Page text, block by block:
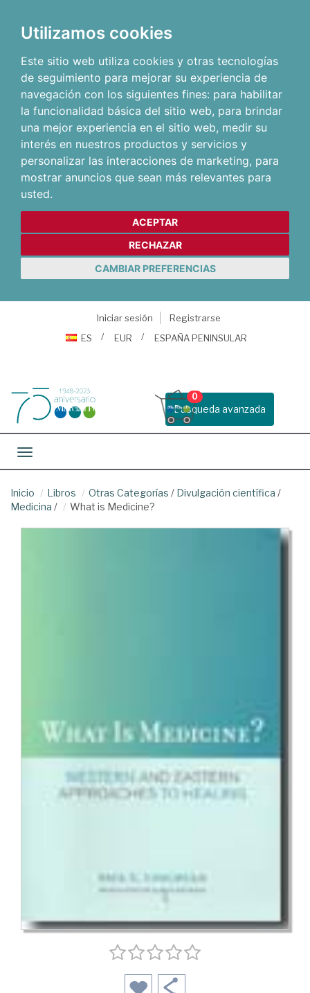
Utilizamos cookies
Este sitio web utiliza cookies y otras tecnologías
de seguimiento para mejorar su experiencia de
navegación con los siguientes fines: para habilitar
la funcionalidad básica del sitio web, para brindar
una mejor experiencia en el sitio web, medir su
interés en nuestros productos y servicios y
personalizar las interacciones de marketing, para
mostrar anuncios que sean más relevantes para
usted.
ACEPTAR
RECHAZAR
CAMBIAR PREFERENCIAS
Iniciar sesión
Registrarse
ES
EUR ESPAÑA PENINSULAR
Busqueda avanzada
0
Toggle navigation
Inicio Libros Otras Categorías / Divulgación científica /
Medicina / What is Medicine?